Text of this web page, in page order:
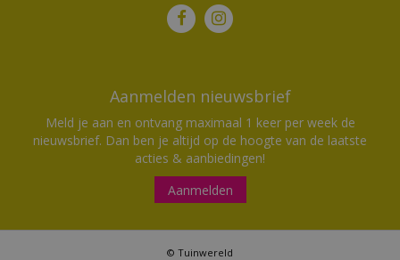
Aanmelden nieuwsbrief
Meld je aan en ontvang maximaal 1 keer per week de
nieuwsbrief. Dan ben je altijd op de hoogte van de laatste
acties & aanbiedingen!
Aanmelden
© Tuinwereld